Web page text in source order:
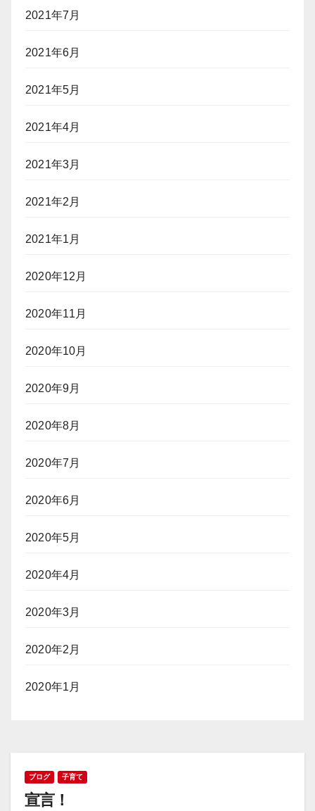
2021年7月
2021年6月
2021年5月
2021年4月
2021年3月
2021年2月
2021年1月
2020年12月
2020年11月
2020年10月
2020年9月
2020年8月
2020年7月
2020年6月
2020年5月
2020年4月
2020年3月
2020年2月
2020年1月
ブログ 子育て
宣言！